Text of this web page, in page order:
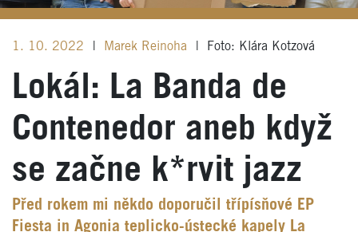
1. 10. 2022 Marek Reinoha Foto: Klára Kotzová
Lokál: La Banda de
Contenedor aneb když
se začne k*rvit jazz
Před rokem mi někdo doporučil třípísňové EP
Fiesta in Agonia teplicko-ústecké kapely La